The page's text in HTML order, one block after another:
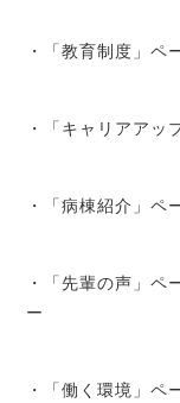
・「教育制度」ペ
・「キャリアアッ
・「病棟紹介」ペ
・「先輩の声」ペ
ー
・「働く環境」ペ